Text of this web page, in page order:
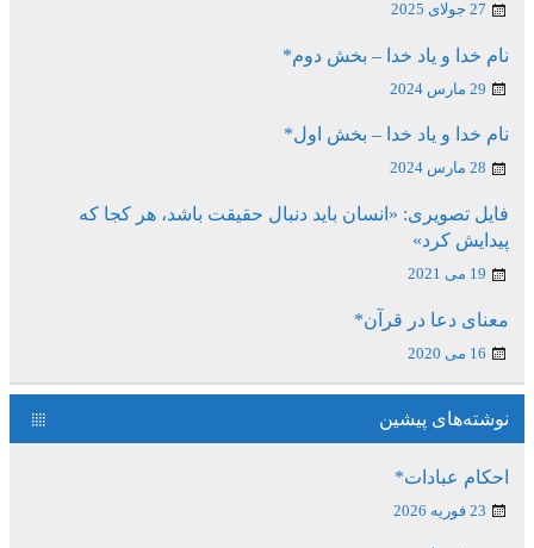
27 جولای 2025
نام خدا و یاد خدا – بخش دوم*
29 مارس 2024
نام خدا و یاد خدا – بخش اول*
28 مارس 2024
فایل تصویری: «انسان باید دنبال حقیقت باشد، هر کجا که
پیدایش کرد»
19 می 2021
معنای دعا در قرآن*
16 می 2020
نوشته‌های پیشین
احکام عبادات*
23 فوریه 2026